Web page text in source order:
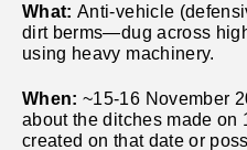
What:Anti-vehicle
dirt berms—dug across
using heavy machinery.
When:~15-16 November
about the ditches made on
created on that date or